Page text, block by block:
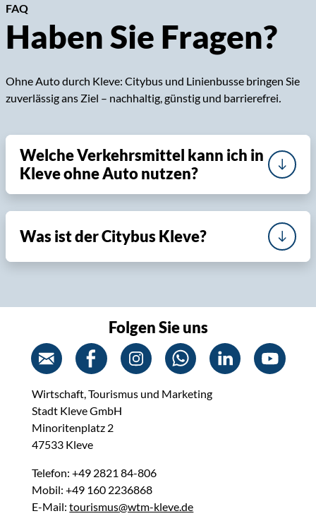
FAQ
Haben Sie Fragen?
Ohne Auto durch Kleve: Citybus und Linienbusse bringen Sie
zuverlässig ans Ziel – nachhaltig, günstig und barrierefrei
Welche Verkehrsmittel kann ich in
Kleve ohne Auto nutzen?
Was ist der Citybus Kleve?
Folgen Sie uns
Wirtschaft, Tourismus und Marketing
Stadt Kleve GmbH
Minoritenplatz 2
47533 Kleve
Telefon: +49 2821 84-806
Mobil: +49 160 2236868
E-Mail:tourismus@wtm-kleve.de